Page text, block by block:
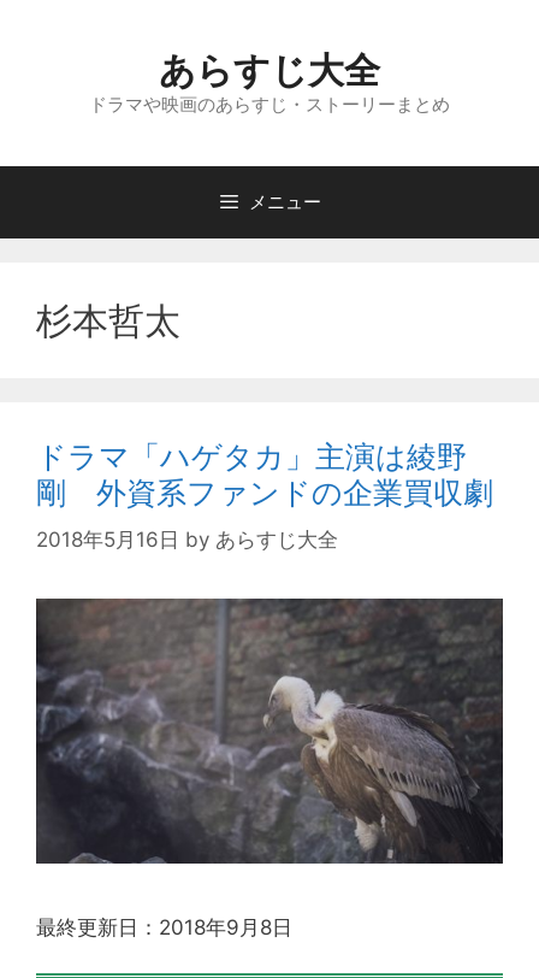
へ
あらすじ大全
ドラマや映画のあらすじ・ストーリーまとめ
メニュー
杉本哲太
ドラマ「ハゲタカ」主演は綾野
剛 外資系ファンドの企業買収劇
2018年5月16日 by あらすじ大全
最終更新日：2018年9月8日